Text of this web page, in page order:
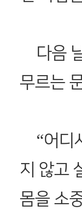
다음
무르는
“어디
지 않고
몸을 소